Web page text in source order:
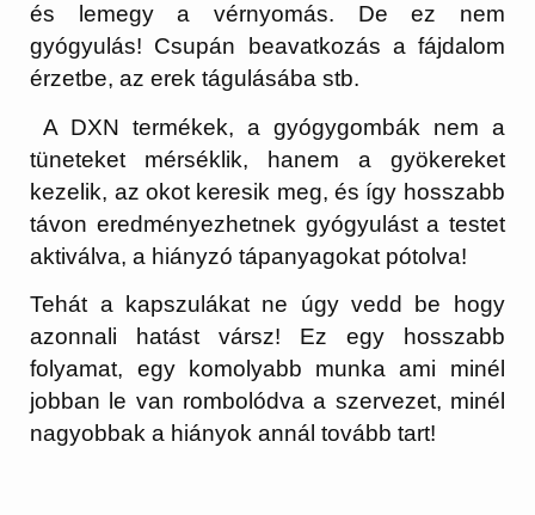
és lemegy a vérnyomás. De ez nem
gyógyulás! Csupán beavatkozás a fájdalom
érzetbe, az erek tágulásába stb.
A DXN termékek, a gyógygombák nem a
tüneteket mérséklik, hanem a gyökereket
kezelik, az okot keresik meg, és így hosszabb
távon eredményezhetnek gyógyulást a testet
aktiválva, a hiányzó tápanyagokat pótolva!
Tehát a kapszulákat ne úgy vedd be hogy
azonnali hatást vársz! Ez egy hosszabb
folyamat, egy komolyabb munka ami minél
jobban le van rombolódva a szervezet, minél
nagyobbak a hiányok annál tovább tart!